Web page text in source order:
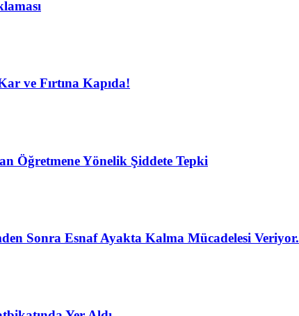
ve Fırtına Kapıda!
Öğretmene Yönelik Şiddete Tepki
Sonra Esnaf Ayakta Kalma Mücadelesi Veriyor.